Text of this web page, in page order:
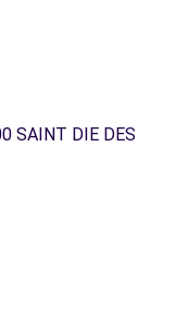
SAINT DIE DES